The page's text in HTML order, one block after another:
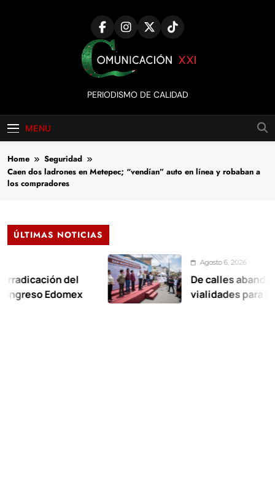
Comunicación
XXI
PERIODISMO DE CALIDAD
MENU
Home
Seguridad
Caen dos ladrones en Metepec; “vendían” auto en línea y robaban a
los compradores
ÚLTIMAS NOTICIAS
del
Agosto 6, 2026
De calles abandonadas a
vialidades para las